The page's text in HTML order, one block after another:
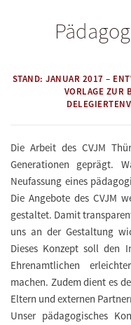
STAND: JANUAR 2017 –
VORLAGE ZUR
Die Arbeit des CVJM
Generationen geprägt.
Neufassung eines
Die Angebote des CVJM
gestaltet. Damit
uns an der Gestaltung
Dieses Konzept soll den
Ehrenamtlichen
machen. Zudem dient es
Eltern und externen
Unser pädagogisches